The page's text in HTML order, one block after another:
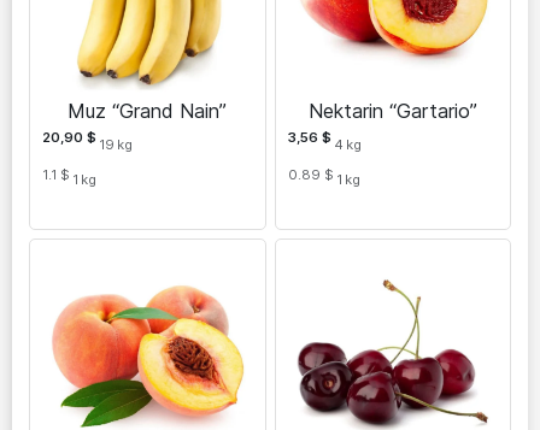
Muz “Grand Nain”
20,90 $ 19 kg
1.1 $ 1 kg
Nektarin “Gartario”
3,56 $ 4 kg
0.89 $ 1 kg